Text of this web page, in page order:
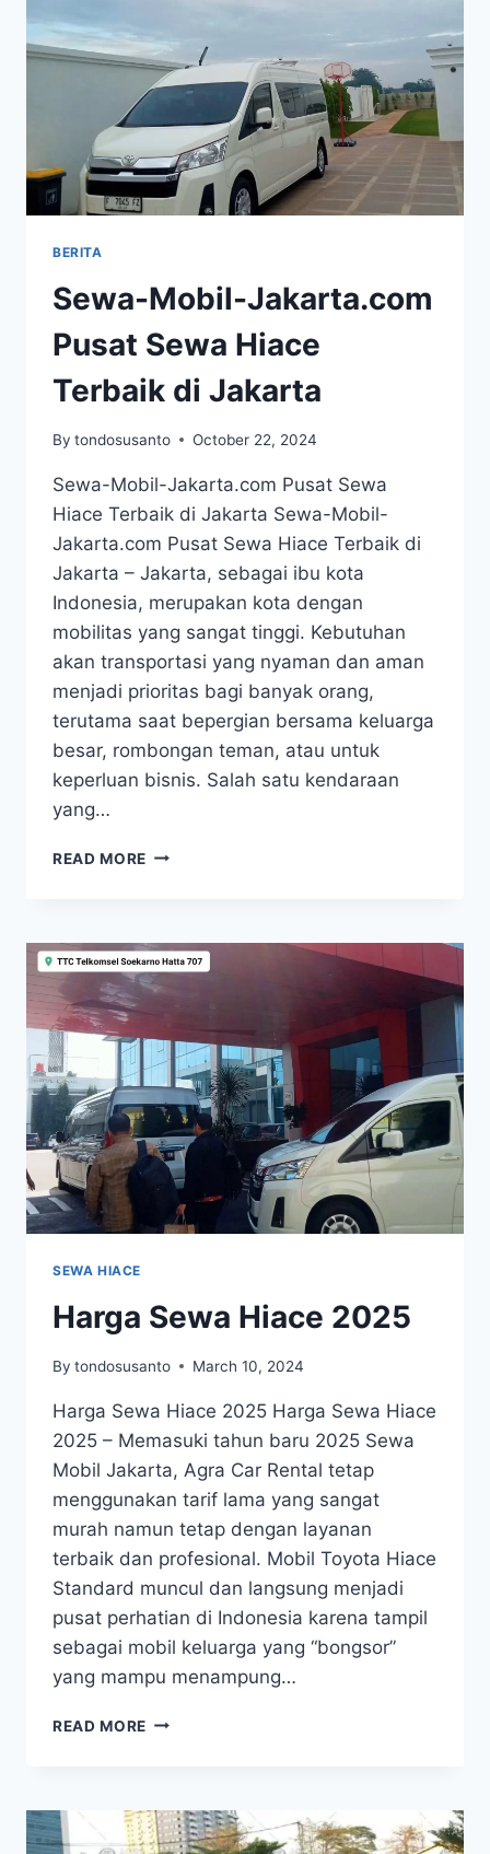
BERITA
Sewa-Mobil-Jakarta.com
Pusat Sewa Hiace
Terbaik di Jakarta
By tondosusanto October 22, 2024
Sewa-Mobil-Jakarta.com Pusat Sewa
Hiace Terbaik di Jakarta Sewa-Mobil-
Jakarta.com Pusat Sewa Hiace Terbaik di
Jakarta – Jakarta, sebagai ibu kota
Indonesia, merupakan kota dengan
mobilitas yang sangat tinggi. Kebutuhan
akan transportasi yang nyaman dan aman
menjadi prioritas bagi banyak orang,
terutama saat bepergian bersama keluarga
besar, rombongan teman, atau untuk
keperluan bisnis. Salah satu kendaraan
yang…
READ MORE SEWA-
SEWA
HIACE
TERBAIK
JAKARTA
SEWA HIACE
Harga Sewa Hiace 2025
By tondosusanto March 10, 2024
Harga Sewa Hiace 2025 Harga Sewa Hiace
2025 – Memasuki tahun baru 2025 Sewa
Mobil Jakarta, Agra Car Rental tetap
menggunakan tarif lama yang sangat
murah namun tetap dengan layanan
terbaik dan profesional. Mobil Toyota Hiace
Standard muncul dan langsung menjadi
pusat perhatian di Indonesia karena tampil
sebagai mobil keluarga yang “bongsor”
yang mampu menampung…
READ MORE HARGA